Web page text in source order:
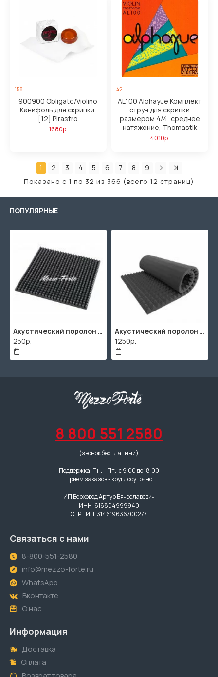
158
900900 Obligato/Violino
Канифоль для скрипки.
[12] Pirastro
1680р.
42
AL100 Alphayue Комплект
струн для скрипки
размером 4/4, среднее
натяжение, Thomastik
4010р.
1 2 3 4 5 6 7 8
9
Показано с 1 по 32 из 366 (всего 12 страниц)
ПОПУЛЯРНЫЕ
Акустический поролон "Пирамида" / 480x480х30мм / Темно-серый
250р.
Акустический поролон "Пирамида" / 2000х1000мм
1250р.
8 800 551 2580
(звонок бесплатный)
Поддержка: Пн. – Пт.: с 9:00 до 18:00
Прием заказов - круглосуточно
ИП Верховод Артур Вячеславович
ИНН: 616804999940
ОГРНИП: 314619636700277
Связаться с нами
8-800-551-2580
info@mezzo-forte.ru
WhatsApp
Вконтакте
О нас
Информация
Доставка
Оплата